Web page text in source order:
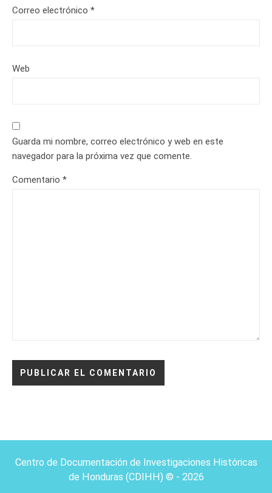
Correo electrónico *
Web
Guarda mi nombre, correo electrónico y web en este
navegador para la próxima vez que comente.
Comentario *
Centro de Documentación de Investigaciones Históricas
de Honduras (CDIHH) © - 2026